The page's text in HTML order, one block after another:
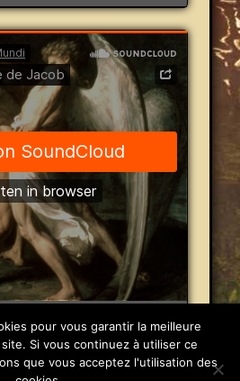
pour vous garantir la meilleure
Si vous continuez à utiliser ce
que vous acceptez l'utilisation des